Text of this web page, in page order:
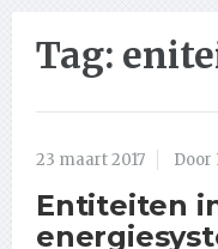
Tag:
23 maart 2017 Door
Entiteiten